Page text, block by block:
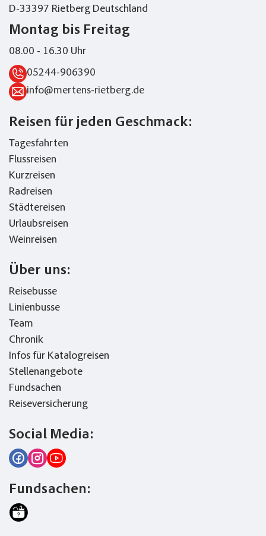
D-33397 Rietberg Deutschland
Montag bis Freitag
08.00 - 16.30 Uhr
05244-906390
info@mertens-rietberg.de
Reisen für jeden Geschmack:
Tagesfahrten
Flussreisen
Kurzreisen
Radreisen
Städtereisen
Urlaubsreisen
Weinreisen
Über uns:
Reisebusse
Linienbusse
Team
Chronik
Infos für Katalogreisen
Stellenangebote
Fundsachen
Reiseversicherung
Social Media:
Fundsachen: